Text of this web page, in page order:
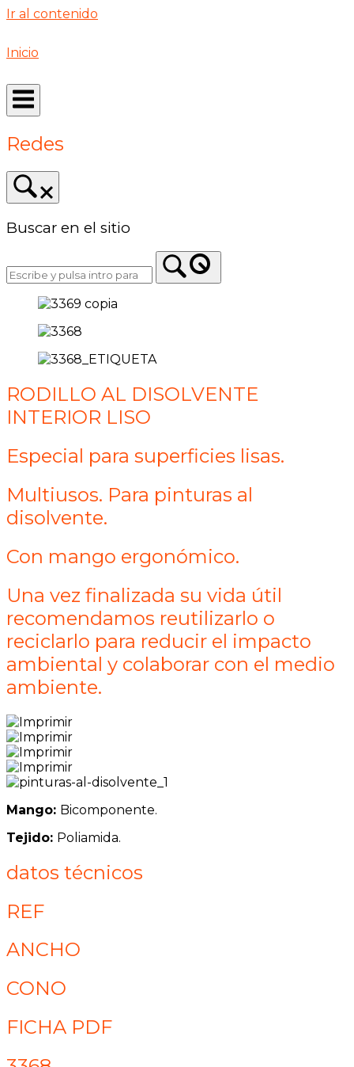
Ir al contenido
Inicio
Redes
Buscar en el sitio
RODILLO AL DISOLVENTE
INTERIOR LISO
Especial para superficies lisas.
Multiusos. Para pinturas al
disolvente.
Con mango ergonómico.
Una vez finalizada su vida útil
recomendamos reutilizarlo o
reciclarlo para reducir el impacto
ambiental y colaborar con el medio
ambiente.
Mango: Bicomponente.
Tejido: Poliamida.
datos técnicos
REF
ANCHO
CONO
FICHA PDF